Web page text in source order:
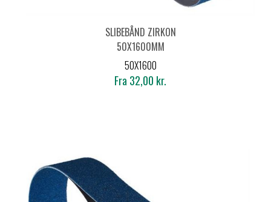
SLIBEBÅND ZIRKON
50X1600MM
50X1600
Fra 32,00 kr.